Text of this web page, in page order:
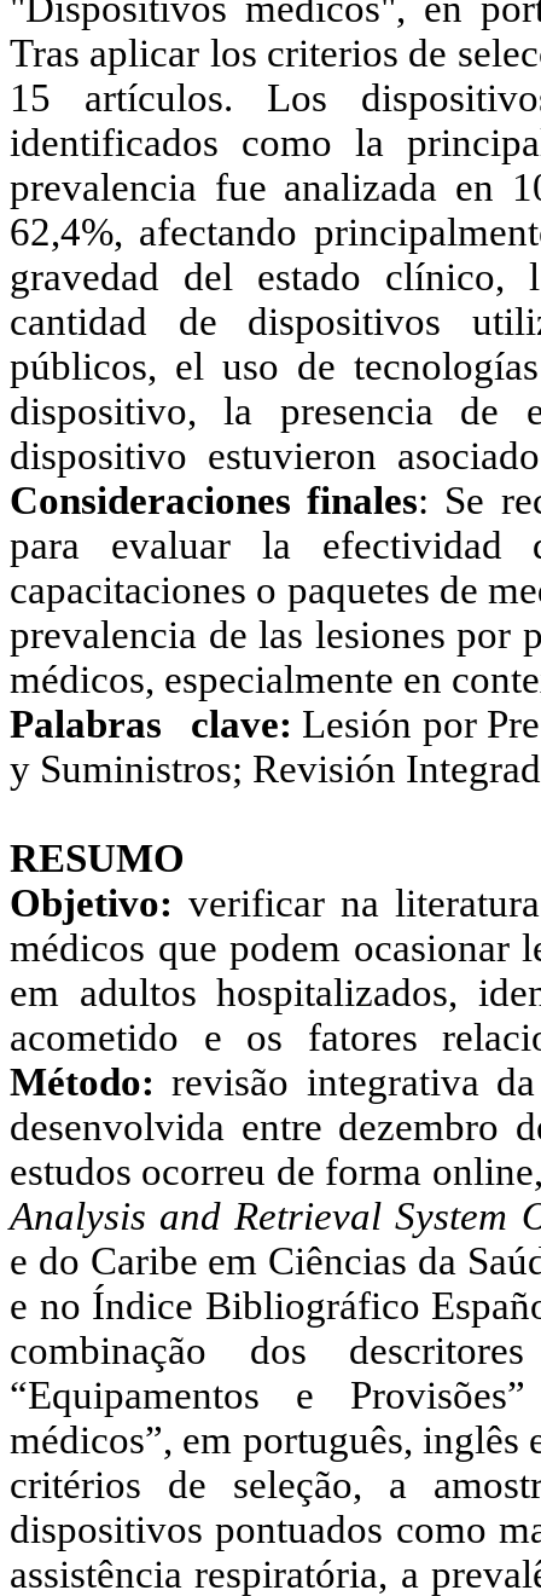
Tras aplicar los criterios de
15 artículos. Los
identificados como la
prevalencia fue analizada en
62,4%, afectando
gravedad del estado
cantidad de dispositivos
públicos, el uso de
dispositivo, la presencia de
dispositivo estuvieron
Consideraciones finales: Se
para evaluar la efectividad
capacitaciones o paquetes de
prevalencia de las lesiones por
médicos, especialmente en
Palabras clave: Lesión por
y Suministros; Revisión
RESUMO
Objetivo: verificar na
médicos que podem ocasionar
em adultos hospitalizados,
acometido e os fatores
Método: revisão integrativa
desenvolvida entre dezembro
estudos ocorreu de forma
Analysis and Retrieval System
e do Caribe em Ciências da
e no Índice Bibliográfico
combinação dos
“Equipamentos e
médicos”, em português, inglês
critérios de seleção, a
dispositivos pontuados como
assistência respiratória, a